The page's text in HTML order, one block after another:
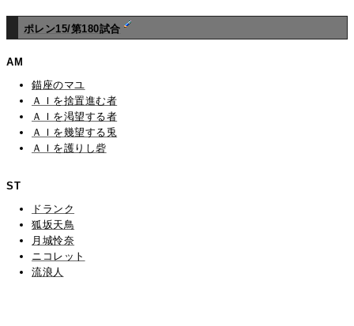
ポレン15/第180試合
AM
錨座のマユ
ＡＩを捨置進む者
ＡＩを渇望する者
ＡＩを幾望する兎
ＡＩを護りし砦
ST
ドランク
狐坂天鳥
月城怜奈
ニコレット
流浪人